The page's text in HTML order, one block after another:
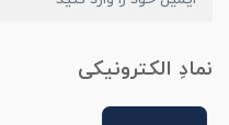
نمادِ الکترونیکی